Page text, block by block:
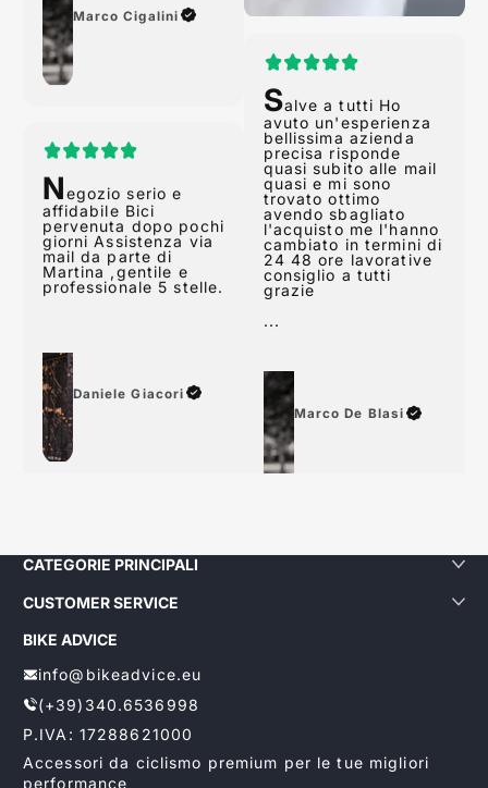
N
affidabile Bici
pervenuta dopo pochi
giorni Assistenza via
mail da parte di
Martina ,gentile e
professionale 5 stelle.
Daniele Giacori
Salve a tutti Ho
avuto un'esperienza
bellissima azienda
precisa risponde
quasi subito alle mail
quasi e mi sono
trovato ottimo
avendo sbagliato
l'acquisto me l'hanno
cambiato in termini di
24 48 ore lavorative
consiglio a tutti
Marco De Blasi
CATEGORIE PRINCIPALI
CUSTOMER SERVICE
BIKE ADVICE
info@bikeadvice.eu
(+39)340.6536998
P.IVA: 17288621000
Accessori da ciclismo premium per le tue migliori
performance